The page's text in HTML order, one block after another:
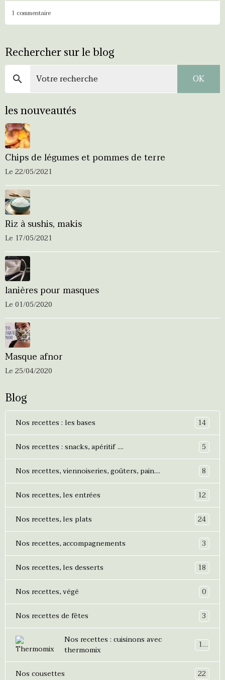
1 commentaire
Rechercher sur le blog
OK
les nouveautés
Chips de légumes et pommes de terre
Le 22/05/2021
Riz à sushis, makis
Le 17/05/2021
lanières pour masques
Le 01/05/2020
Masque afnor
Le 25/04/2020
Blog
Nos recettes : les bases 14
Nos recettes : snacks, apéritif .... 5
Nos recettes, viennoiseries, goûters, pain.... 8
Nos recettes, les entrées 12
Nos recettes, les plats 24
Nos recettes, accompagnements 3
Nos recettes, les desserts 18
Nos recettes, végé 0
Nos recettes de fêtes 3
Nos recettes : cuisinons avec
thermomix
19
Nos cousettes 22